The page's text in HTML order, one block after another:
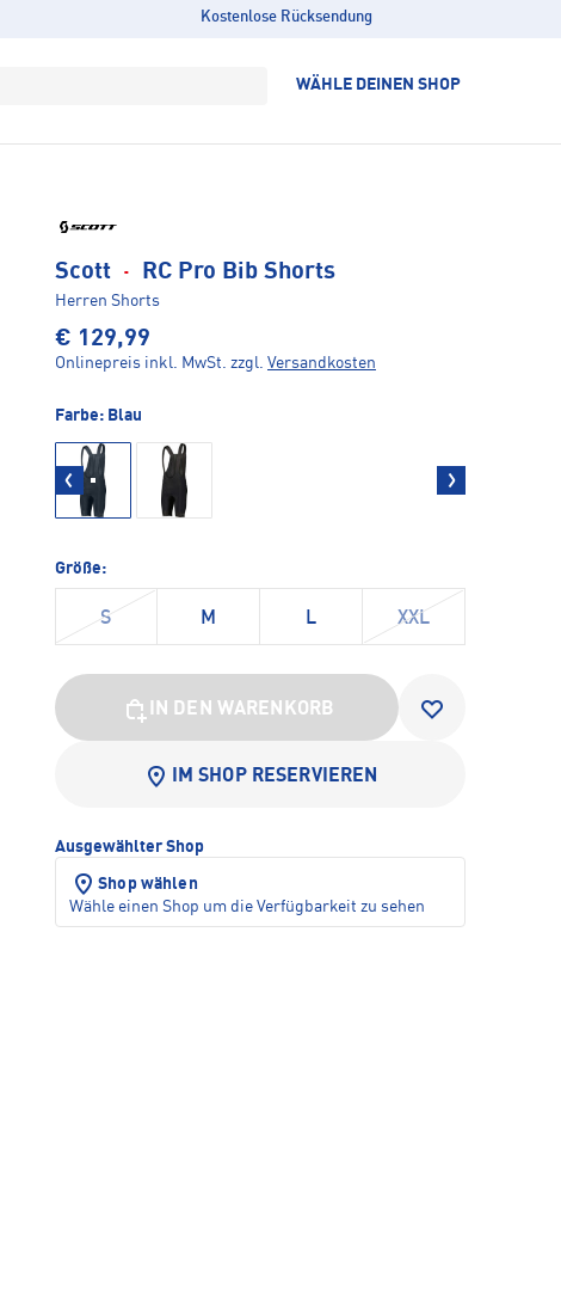
Kostenlose Rücksendung
WÄHLE DEINEN SHOP
Scott · RC Pro Bib Shorts
Herren Shorts
€ 129,99
Onlinepreis inkl. MwSt. zzgl. Versandkosten
Farbe: Blau
Größe:
S M L XXL
IN DEN WARENKORB
IM SHOP RESERVIEREN
Ausgewählter Shop
Shop wählen
Wähle einen Shop um die Verfügbarkeit zu sehen